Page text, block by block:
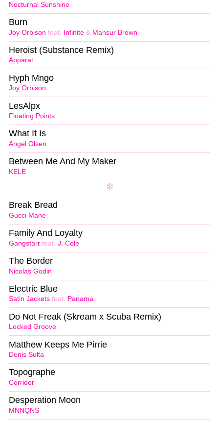
Nocturnal Sunshine
Joy Orbison feat. Infinite & Mansur Brown
Burn
Apparat
Heroist (Substance Remix)
Joy Orbison
Hyph Mngo
Floating Points
LesAlpx
Angel Olsen
What It Is
KELE
Between Me And My Maker
Gucci Mane
Break Bread
Gangstarr feat. J. Cole
Family And Loyalty
Nicolas Godin
The Border
Satin Jackets feat. Panama
Electric Blue
Locked Groove
Do Not Freak (Skream x Scuba Remix)
Denis Sulta
Matthew Keeps Me Pirrie
Corridor
Topographe
MNNQNS
Desperation Moon